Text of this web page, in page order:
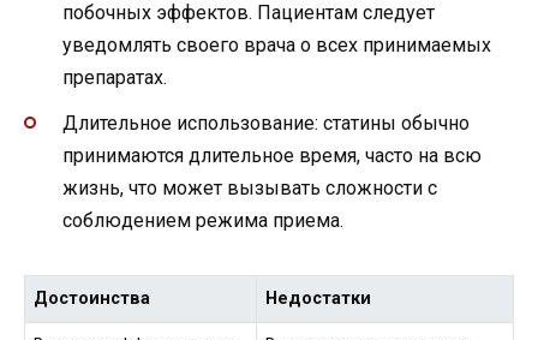
побочных эффектов. Пациентам следует
уведомлять своего врача о всех принимаемых
препаратах.
Длительное использование: статины обычно
принимаются длительное время, часто на всю
жизнь, что может вызывать сложности с
соблюдением режима приема.
Достоинства Недостатки